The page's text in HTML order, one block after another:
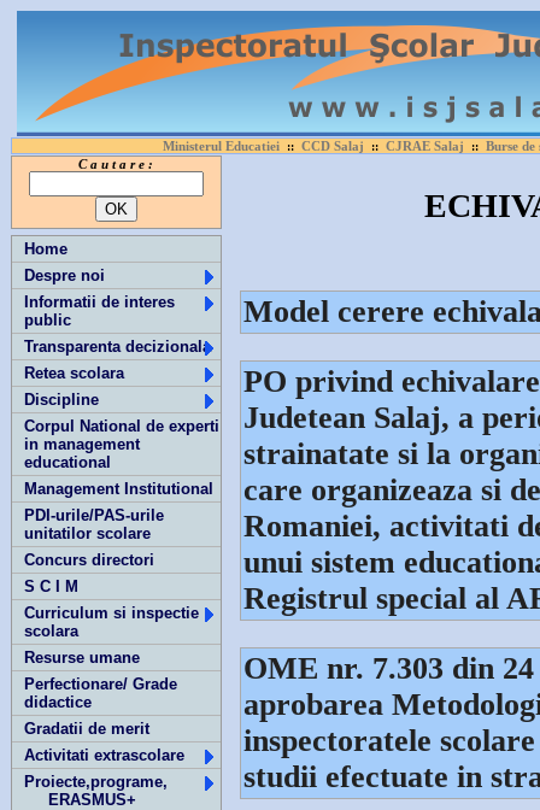
Ministerul Educatiei :: CCD Salaj :: CJRAE Salaj :: Burse
C a u t a r e :
Home
Despre noi
Informatii de interes
public
Transparenta decizionala
Retea scolara
Discipline
Corpul National de experti
in management
educational
Management Institutional
PDI-urile/PAS-urile
unitatilor scolare
Concurs directori
S C I M
Curriculum si inspectie
scolara
Resurse umane
Perfectionare/ Grade
didactice
Gradatii de merit
Activitati extrascolare
Proiecte,programe,
ERASMUS+
Model cerere
PO privind
Judetean Salaj, a
strainatate si la
care organizeaza si
Romaniei, activitati
unui sistem
Registrul special al
OME nr. 7.303 din
aprobarea
inspectoratele
studii efectuate in